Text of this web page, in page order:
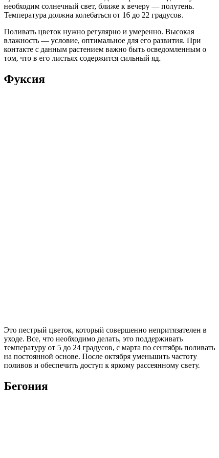
необходим солнечный свет, ближе к вечеру — полутень.
Температура должна колебаться от 16 до 22 градусов.
Поливать цветок нужно регулярно и умеренно. Высокая
влажность — условие, оптимальное для его развития. При
контакте с данным растением важно быть осведомленным о
том, что в его листьях содержится сильный яд.
Фуксия
Это пестрый цветок, который совершенно непритязателен в
уходе. Все, что необходимо делать, это поддерживать
температуру от 5 до 24 градусов, с марта по сентябрь поливать
на постоянной основе. После октября уменьшить частоту
поливов и обеспечить доступ к яркому рассеянному свету.
Бегония